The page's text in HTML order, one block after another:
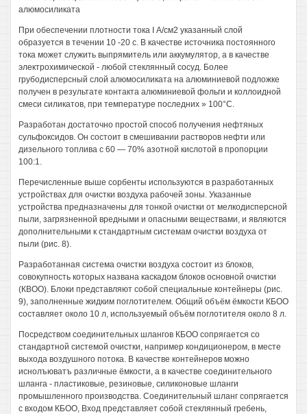
алюмосиликата
При обеспечении плотности тока I А/см2 указанный слой
образуется в течении 10 -20 с. В качестве источника постоянного
тока может служить выпрямитель или аккумулятор, а в качестве
электрохимической - любой стеклянный сосуд. Более
грубодисперсный слой алюмосиликата на алюминиевой подложке
получен в результате контакта алюминиевой фольги и коллоидной
смеси силикатов, при температуре последних » 100°С.
Разработан достаточно простой способ получения нефтяных
сульфоксидов. Он состоит в смешивании растворов нефти или
дизельного топлива с 60 — 70% азотной кислотой в пропорции
100:1.
Перечисленные выше сорбенты используются в разработанных
устройствах для очистки воздуха рабочей зоны. Указанные
устройства предназначены для тонкой очистки от мелкодисперсной
пыли, загрязненной вредными и опасными веществами, и являются
дополнительными к стандартным системам очистки воздуха от
пыли (рис. 8).
Разработанная система очистки воздуха состоит из блоков,
совокупность которых названа каскадом блоков основной очистки
(КВОО). Блоки представляют собой специальные контейнеры (рис.
9), заполненные жидким поглотителем. Общий объём ёмкости КБОО
составляет около 10 л, используемый объём поглотителя около 8 л.
Посредством соединительных шлангов КБОО сопрягается со
стандартной системой очистки, например кондиционером, в месте
выхода воздушного потока. В качестве контейнеров можно
иснолъюватъ различные ёмкости, а в качестве соединительного
шланга - пластиковые, резиновые, силиконовые шланги
промышленного производства. Соединительный шланг сопрягается
с входом КБОО, Вход представляет собой стеклянный гребень,